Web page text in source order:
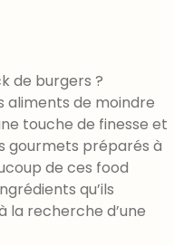
de burgers ?
aliments de moindre
touche de finesse et
gourmets préparés à
de ces food
qu’ils
recherche d’une